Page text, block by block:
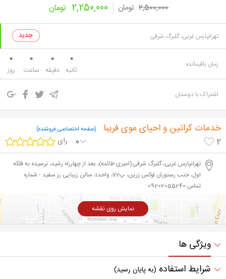
2,500,000 تومان 2,250,000 تومان
تهرانپارس غربی، گلبرگ شرقی
زمان باقیمانده 0
روز
0
ساعت
0
دقیقه
0
ثانیه
اشتراک با دوستان
خدمات کراتین و احیای موی فریبا (صفحه اختصاصی فروشنده)
2 رای 0
تهرانپارس غربی، گلبرگ شرقی(امیری طائمه)، بعد از چهارراه رشید، نرسیده به فلکه
اول، جنب رستوران لوکس زرین، پ72، واحد1، سالن زیبایی رز سفید - شماره
تماس:09202055240
نمایش روی نقشه
ویژگی ها
شرایط استفاده (به پایان رسید)